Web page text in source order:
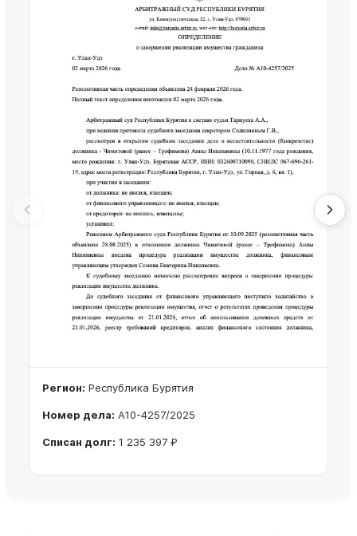
Регион: Республика Бурятия
Номер дела: А10-4257/2025
Списан долг: 1 235 397 ₽